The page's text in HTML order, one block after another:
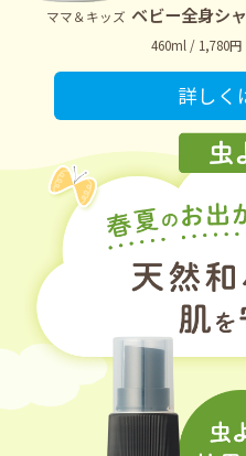
ママ＆キッズ ベビー全身シ
460ml / 1,780円
詳しく